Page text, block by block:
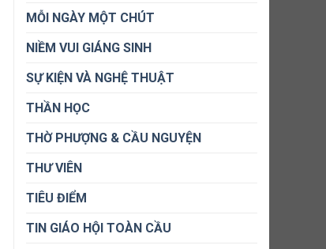
MỖI NGÀY MỘT CHÚT
NIỀM VUI GIÁNG SINH
SỰ KIỆN VÀ NGHỆ THUẬT
THẦN HỌC
THỜ PHƯỢNG & CẦU NGUYỆN
THƯ VIÊN
TIÊU ĐIỂM
TIN GIÁO HỘI TOÀN CẦU